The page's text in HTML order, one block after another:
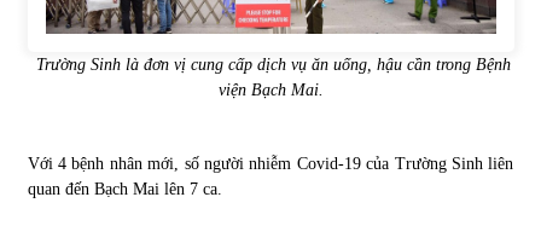
Trường Sinh là đơn vị cung cấp dịch vụ ăn uống, hậu cần trong Bệnh
viện Bạch Mai.
Với 4 bệnh nhân mới, số người nhiễm Covid-19 của Trường Sinh liên
quan đến Bạch Mai lên 7 ca.